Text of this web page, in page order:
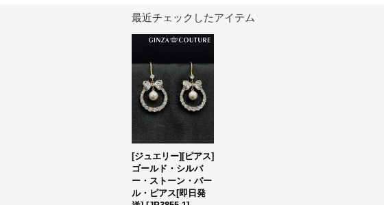
最近チェックしたアイテム
[ジュエリー][ピアス]
ゴールド・シルバ
ー・ストーン・パー
ル・ピアス[即日発